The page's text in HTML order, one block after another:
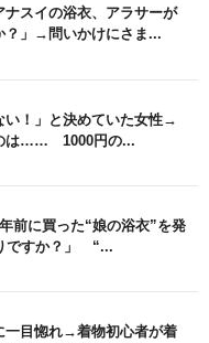
ナスイの浴衣、アラサーが
？」→問いかけにさま...
い！」と決めていた女性→
は…… 1000円の...
前に買った“娘の浴衣”を発
ですか？」 “...
一目惚れ→着物初心者が着